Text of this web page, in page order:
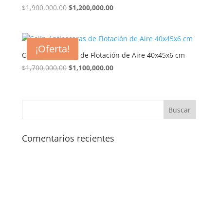
$1,900,000.00 El
era:
$1,900,000.00.
$1,200,000.00El
es:
$1,200,000.00.
¡Oferta!
Cojín Antiescaras de Flotación de Aire 40x45x6 cm
$1,700,000.00 El
era:
$1,100,000.00El
es:
Comentarios recientes